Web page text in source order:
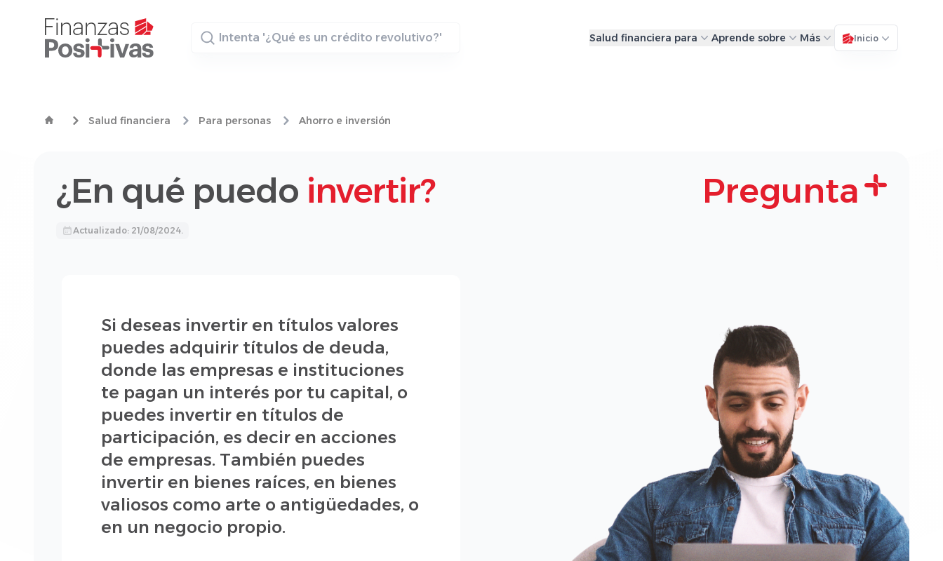
Buscador
Salud financiera para Aprende sobre Más Inicio
Salud financiera Para personas Ahorro e inversión
¿En qué puedo invertir?
Actualizado: 21/08/2024.
Pregunta
Si deseas invertir en títulos valores
puedes adquirir títulos de deuda,
donde las empresas e instituciones
te pagan un interés por tu capital, o
puedes invertir en títulos de
participación, es decir en acciones
de empresas. También puedes
invertir en bienes raíces, en bienes
valiosos como arte o antigüedades, o
en un negocio propio.